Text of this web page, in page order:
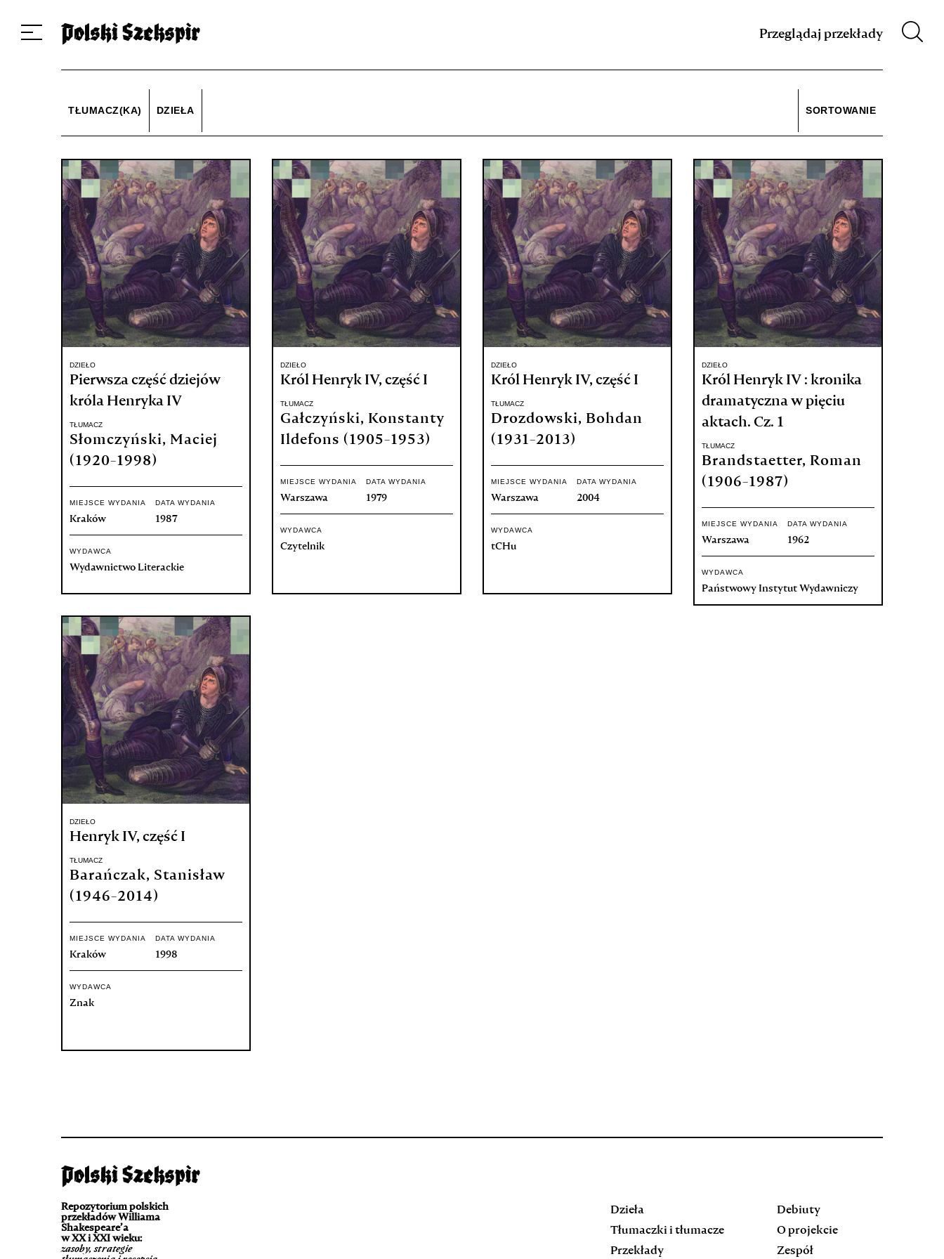
Przeglądaj przekłady
TŁUMACZ(KA) DZIEŁA SORTOWANIE
DZIEŁO
Pierwsza część dziejów
króla Henryka IV
TŁUMACZ
Słomczyński, Maciej
(1920-1998)
MIEJSCE WYDANIA
Kraków
DATA WYDANIA
1987
WYDAWCA
Wydawnictwo Literackie
DZIEŁO
Król Henryk IV, część I
TŁUMACZ
Gałczyński, Konstanty
Ildefons (1905-1953)
MIEJSCE WYDANIA
Warszawa
DATA WYDANIA
1979
WYDAWCA
Czytelnik
DZIEŁO
Król Henryk IV, część I
TŁUMACZ
Drozdowski, Bohdan
(1931-2013)
MIEJSCE WYDANIA
Warszawa
DATA WYDANIA
2004
WYDAWCA
tCHu
DZIEŁO
Król Henryk IV : kronika
dramatyczna w pięciu
aktach. Cz. 1
TŁUMACZ
Brandstaetter, Roman
(1906-1987)
MIEJSCE WYDANIA
Warszawa
DATA WYDANIA
1962
WYDAWCA
Państwowy Instytut Wydawniczy
DZIEŁO
Henryk IV, część I
TŁUMACZ
Barańczak, Stanisław
(1946-2014)
MIEJSCE WYDANIA
Kraków
DATA WYDANIA
1998
WYDAWCA
Znak
Repozytorium polskich
przekładów Williama
Shakespeare’a
w XX i XXI wieku:
zasoby, strategie
Dzieła
Tłumaczki i tłumacze
Przekłady
Debiuty
O projekcie
Zespół